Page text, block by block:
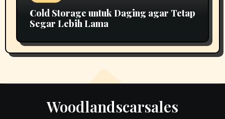
Cold Storage untuk Daging agar Tetap
Segar Lebih Lama
Woodlandscarsales